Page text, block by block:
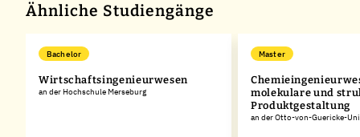
Ähnliche Studiengänge
Bachelor
Wirtschaftsingenieurwesen
an der Hochschule Merseburg
Master
molekulare und
Produktgestaltung
an der Otto-von-Guericke-